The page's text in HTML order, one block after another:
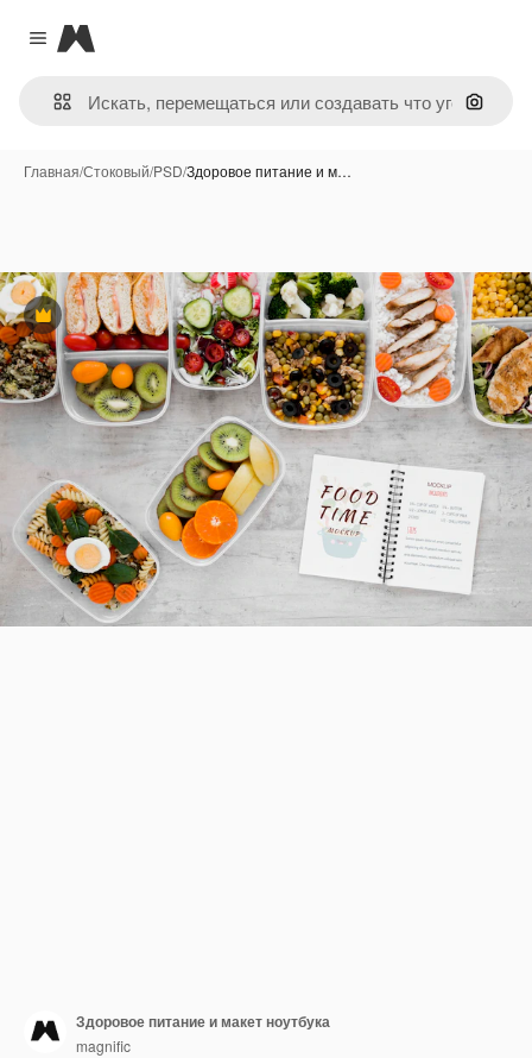
Close menu
Magnific
Поиск
Главная/Стоковый/PSD/Здоровое питание и м…
Премиум
Здоровое питание и макет ноутбука
magnific